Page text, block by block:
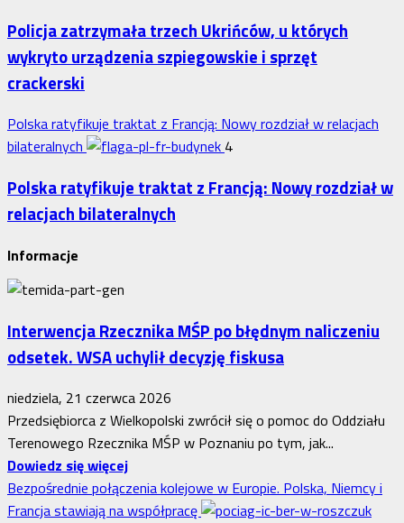
Policja zatrzymała trzech Ukrińców, u których
wykryto urządzenia szpiegowskie i sprzęt
crackerski
Polska ratyfikuje traktat z Francją: Nowy rozdział w relacjach
bilateralnych
4
Polska ratyfikuje traktat z Francją: Nowy rozdział w
relacjach bilateralnych
Informacje
Interwencja Rzecznika MŚP po błędnym naliczeniu
odsetek. WSA uchylił decyzję fiskusa
niedziela, 21 czerwca 2026
Przedsiębiorca z Wielkopolski zwrócił się o pomoc do Oddziału
Terenowego Rzecznika MŚP w Poznaniu po tym, jak...
Dowiedz się więcejDowiedz
się
więcej
Bezpośrednie połączenia kolejowe w Europie. Polska, Niemcy i
Francja stawiają na współpracę